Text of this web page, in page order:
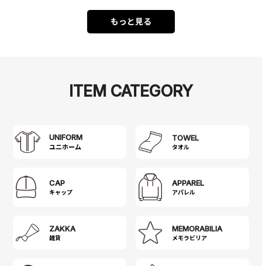
もっと見る
ITEM CATEGORY
UNIFORM TOWEL
タオル
CAP
キャップ
APPAREL
アパレル
ZAKKA
雑貨
MEMORABILIA
メモラビリア